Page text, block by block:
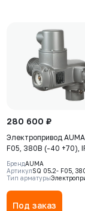
280 600 ₽
Электропривод
F05, 380В (-40 +70),
БрендAUMA
АртикулSQ 05.2- F05,
Тип арматуры
Под заказ